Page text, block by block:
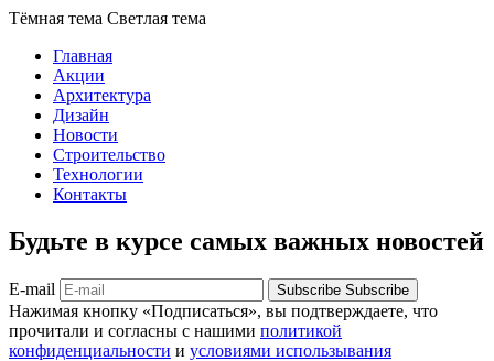
Тёмная тема Светлая тема
Главная
Акции
Архитектура
Дизайн
Новости
Строительство
Технологии
Контакты
Будьте в курсе самых важных новостей
E-mail Subscribe Subscribe
Нажимая кнопку «Подписаться», вы подтверждаете, что
прочитали и согласны с нашими политикой
конфиденциальности и условиями использывания